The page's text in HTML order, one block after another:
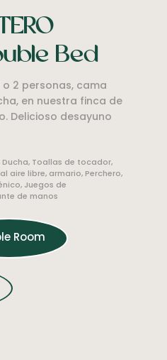
Bed
2 personas, cama
en nuestra finca de
Delicioso desayuno
Toallas de tocador,
aire libre, armario, Perchero,
Juegos de
de manos
Room